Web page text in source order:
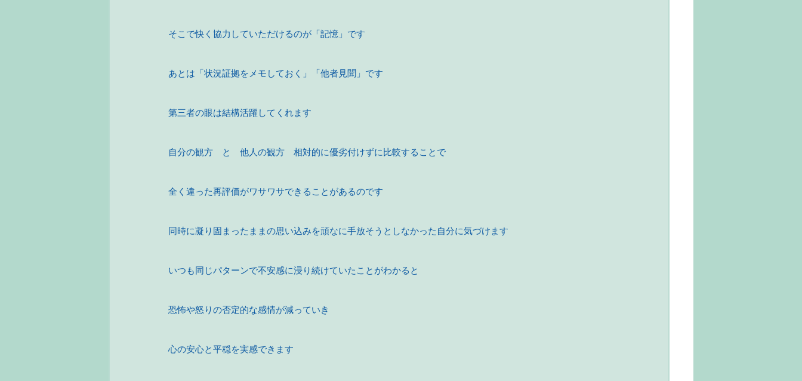
そこで快く協力していただけるのが「記憶」です
あとは「状況証拠をメモしておく」「他者見聞」です
第三者の眼は結構活躍してくれます
自分の観方　と　他人の観方　相対的に優劣付けずに比較することで
全く違った再評価がワサワサできることがあるのです
同時に凝り固まったままの思い込みを頑なに手放そうとしなかった自分に気づけます
いつも同じパターンで不安感に浸り続けていたことがわかると
恐怖や怒りの否定的な感情が減っていき
心の安心と平穏を実感できます